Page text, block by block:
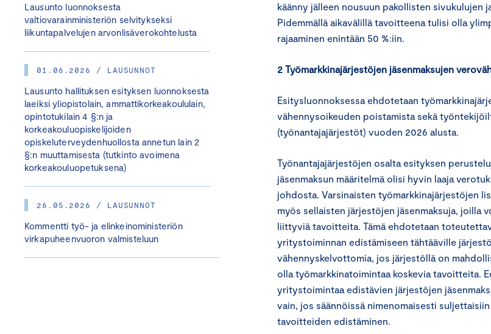
Lausunto luonnoksesta
valtiovarainministeriön selvitykseksi
liikuntapalvelujen arvonlisäverokohtelusta
01.06.2026 / LAUSUNNOT
Lausunto hallituksen esityksen luonnoksesta
laeiksi yliopistolain, ammattikorkeakoululain,
opintotukilain 4 §:n ja
korkeakouluopiskelijoiden
opiskeluterveydenhuollosta annetun lain 2
§:n muuttamisesta (tutkinto avoimena
korkeakouluopetuksena)
26.05.2026 / LAUSUNNOT
Kommentti työ- ja elinkeinoministeriön
virkapuheenvuoron valmisteluun
käänny jälleen nousuun pakollisten sivukulujen
Pidemmällä aikavälillä tavoitteena tulisi olla
rajaaminen enintään 50 %:iin.
2 Työmarkkinajärjestöjen jäsenmaksujen
Esitysluonnoksessa ehdotetaan
vähennysoikeuden poistamista sekä
(työnantajajärjestöt) vuoden 2026 alusta.
Työnantajajärjestöjen osalta esityksen
jäsenmaksun määritelmä olisi hyvin laaja
johdosta. Varsinaisten työmarkkinajärjestöjen
myös sellaisten järjestöjen jäsenmaksuja, joilla
liittyviä tavoitteita. Tämä ehdotetaan
yritystoiminnan edistämiseen tähtääville
vähennyskelvottomia, jos järjestöllä on
olla työmarkkinatoimintaa koskevia tavoitteita.
yritystoimintaa edistävien järjestöjen
vain, jos säännöissä nimenomaisesti
tavoitteiden edistäminen.